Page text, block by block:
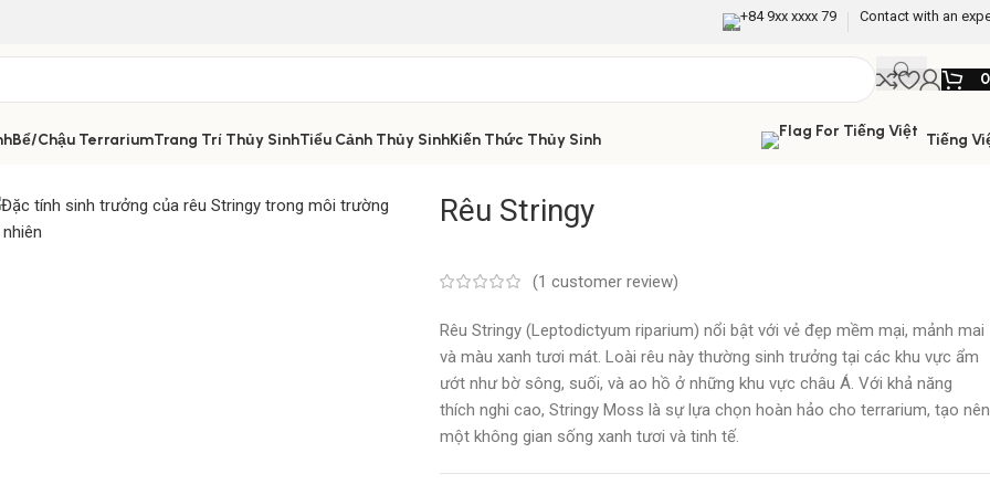
+84 9xx xxxx 79 Contact with an
Bể/Chậu TerrariumTrang Trí Thủy SinhTiểu Cảnh Thủy SinhKiến Thức Thủy Sinh Tiếng
Rêu Stringy
(1 customer review)
Rêu Stringy (Leptodictyum riparium) nổi bật với vẻ đẹp mềm mại, mảnh mai
và màu xanh tươi mát. Loài rêu này thường sinh trưởng tại các khu vực ẩm
ướt như bờ sông, suối, và ao hồ ở những khu vực châu Á. Với khả năng
thích nghi cao, Stringy Moss là sự lựa chọn hoàn hảo cho terrarium, tạo nên
một không gian sống xanh tươi và tinh tế.